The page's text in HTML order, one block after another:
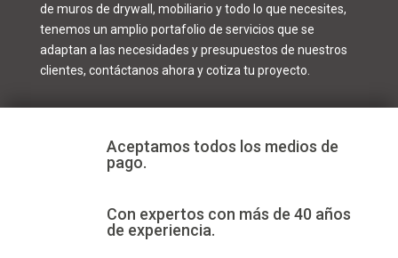
de muros de drywall, mobiliario y todo lo que necesites,
tenemos un amplio portafolio de servicios que se
adaptan a las necesidades y presupuestos de nuestros
clientes, contáctanos ahora y cotiza tu proyecto.
Aceptamos todos los medios de
pago.
Con expertos con más de 40 años
de experiencia.